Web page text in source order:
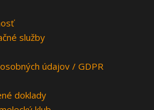
služby
údajov / GDPR
doklady